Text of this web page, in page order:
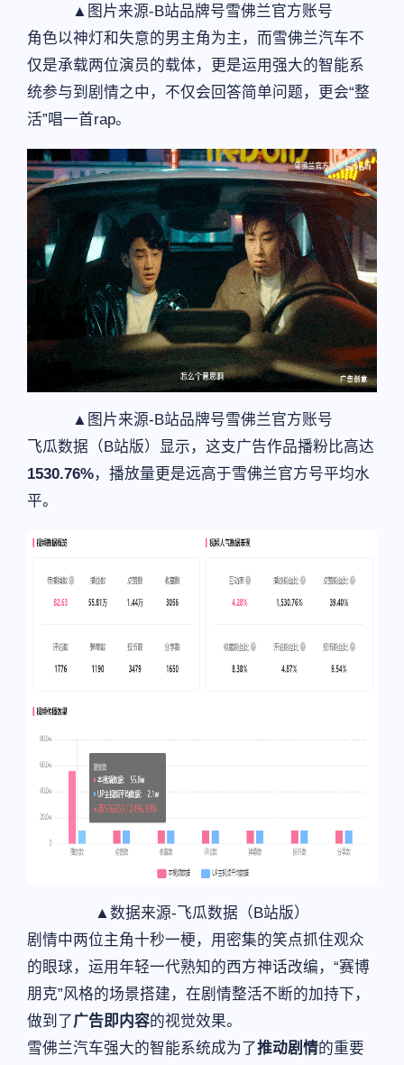
▲图片来源-B站品牌号雪佛兰官方账号
角色以神灯和失意的男主角为主，而雪佛兰汽车不
仅是承载两位演员的载体，更是运用强大的智能系
统参与到剧情之中，不仅会回答简单问题，更会“整
活”唱一首rap。
▲图片来源-B站品牌号雪佛兰官方账号
飞瓜数据（B站版）显示，这支广告作品播粉比高达
1530.76%，播放量更是远高于雪佛兰官方号平均水
平。
▲数据来源-飞瓜数据（B站版）
剧情中两位主角十秒一梗，用密集的笑点抓住观众
的眼球，运用年轻一代熟知的西方神话改编，“赛博
朋克”风格的场景搭建，在剧情整活不断的加持下，
做到了广告即内容的视觉效果。
雪佛兰汽车强大的智能系统成为了推动剧情的重要